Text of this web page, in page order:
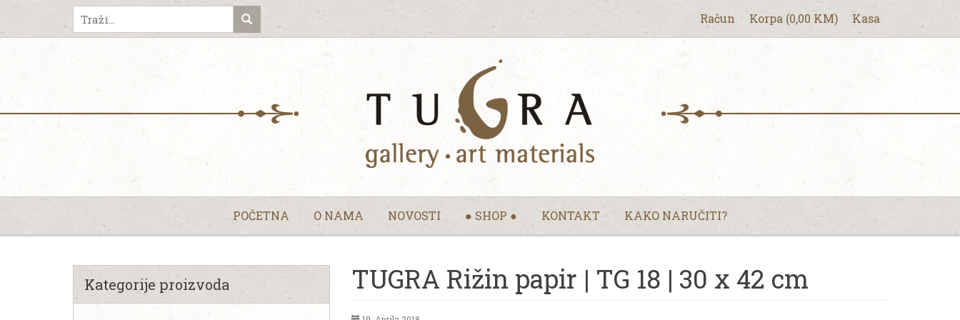
Račun Korpa (0,00 KM) Kasa
POČETNA O NAMA NOVOSTI ● SHOP ● KONTAKT KAKO NARUČITI?
TUGRA Rižin papir | TG 18 | 30 x 42 cm
Kategorije proizvoda